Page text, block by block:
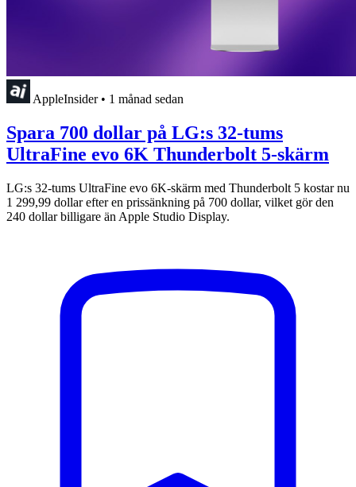
AppleInsider • 1 månad sedan
Spara 700 dollar på LG:s 32-tums
UltraFine evo 6K Thunderbolt 5-skärm
LG:s 32-tums UltraFine evo 6K-skärm med Thunderbolt 5 kostar nu
1 299,99 dollar efter en prissänkning på 700 dollar, vilket gör den
240 dollar billigare än Apple Studio Display.